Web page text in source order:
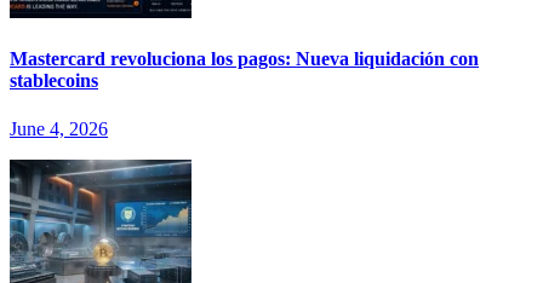
Mastercard revoluciona los pagos: Nueva liquidación con
stablecoins
June 4, 2026